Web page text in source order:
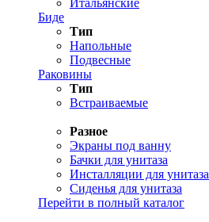
Итальянские
Биде
Тип
Напольные
Подвесные
Раковины
Тип
Встраиваемые
Разное
Экраны под ванну
Бачки для унитаза
Инсталляции для унитаза
Сиденья для унитаза
Перейти в полный каталог